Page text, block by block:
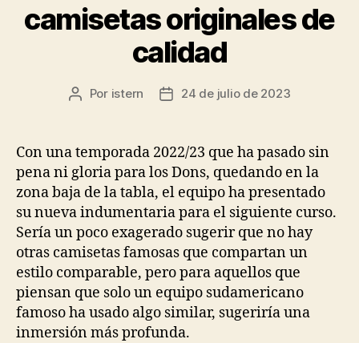
camisetas originales de
calidad
Autor
entrada
Por istern
Fecha
entrada
24 de julio de 2023
Con una temporada 2022/23 que ha pasado sin
pena ni gloria para los Dons, quedando en la
zona baja de la tabla, el equipo ha presentado
su nueva indumentaria para el siguiente curso.
Sería un poco exagerado sugerir que no hay
otras camisetas famosas que compartan un
estilo comparable, pero para aquellos que
piensan que solo un equipo sudamericano
famoso ha usado algo similar, sugeriría una
inmersión más profunda.